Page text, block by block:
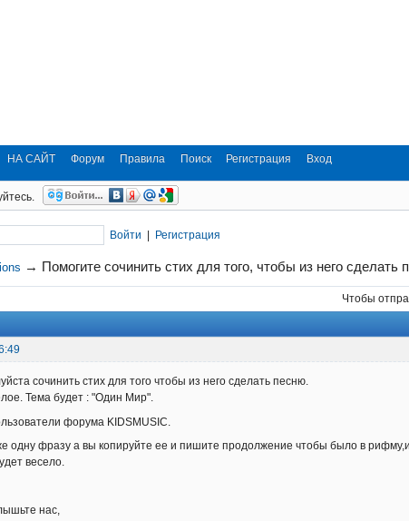
НА САЙТ Форум Правила Поиск Регистрация Вход
Войти | Регистрация
→ Помогите сочинить стих для того, чтобы из него сделать
Чтобы
сочинить стих для того чтобы из него сделать песню.
Тема будет : "Один Мир".
форума KIDSMUSIC.
одну фразу а вы копируйте ее и пишите продолжение чтобы было в рифму,и
весело.
нас,